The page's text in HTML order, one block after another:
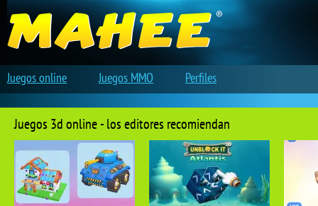
Juegos 3d online - los editores recomiendan
Juegos online Juegos MMO Perfiles